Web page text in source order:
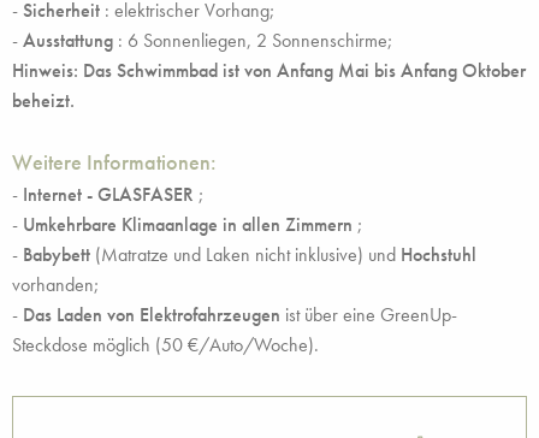
-Sicherheit : elektrischer Vorhang;
-Ausstattung : 6 Sonnenliegen, 2 Sonnenschirme;
Hinweis: Das Schwimmbad ist von Anfang Mai bis Anfang Oktober
beheizt.
Weitere Informationen:
- Internet - GLASFASER ;
- Umkehrbare Klimaanlage in allen Zimmern ;
- Babybett (Matratze und Laken nicht inklusive) und Hochstuhl
vorhanden;
- Das Laden von Elektrofahrzeugen ist über eine GreenUp-
Steckdose möglich (50 €/Auto/Woche).